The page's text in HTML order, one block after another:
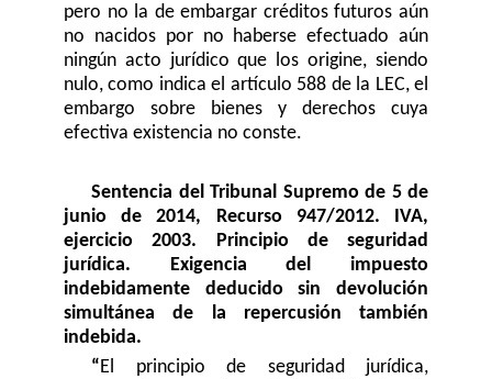
pero no la de embargar créditos futuros aún
no nacidos por no haberse efectuado aún
ningún acto jurídico que los origine, siendo
nulo, como indica el artículo 588 de la LEC, el
embargo sobre bienes y derechos cuya
efectiva existencia no conste.
Sentencia del Tribunal Supremo de 5 de
junio de 2014, Recurso 947/2012. IVA,
ejercicio 2003. Principio de seguridad
jurídica. Exigencia del impuesto
indebidamente deducido sin devolución
simultánea de la repercusión también
indebida.
“El principio de seguridad jurídica,